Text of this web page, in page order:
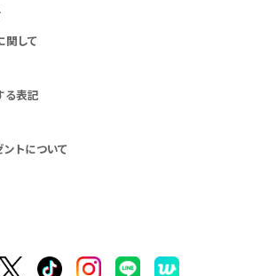
して
る表記
ントについて